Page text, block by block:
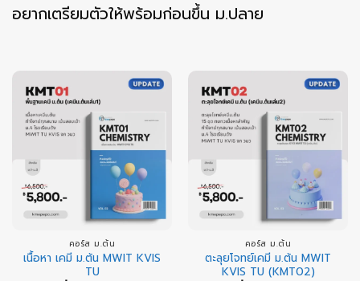
อยากเตรียมตัวให้พร้อมก่อนขึ้น ม.ปลาย
คอร์ส ม.ต้น
เนื้อหา เคมี ม.ต้น MWIT KVIS
TU
คอร์ส ม.ต้น
ตะลุยโจทย์เคมี ม.ต้น MWIT
KVIS TU (KMT02)